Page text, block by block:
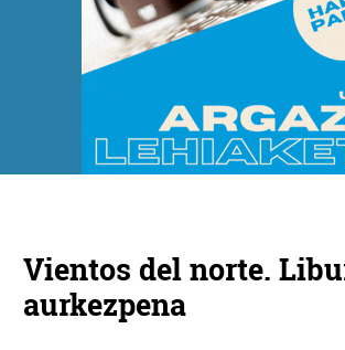
Vientos del norte.
aurkezpena